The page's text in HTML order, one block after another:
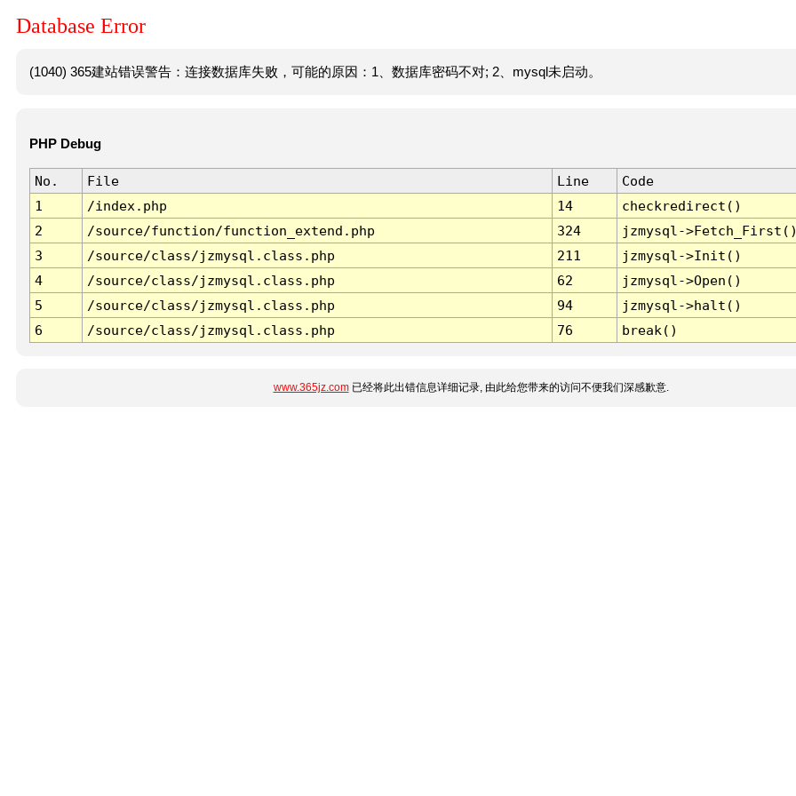
Database Error
(1040) 365建站错误警告：连接数据库失败，可能的原因：1、数据库密码不对; 2、mysql未启动。
PHP Debug
No. File Line
Code
1
/index.php 14
checkredirect()
2
/source/function/function_extend.php 324
jzmysql-
3
/source/class/jzmysql.class.php 211
jzmysql->Init()
4
/source/class/jzmysql.class.php 62
jzmysql->Open()
5
/source/class/jzmysql.class.php 94
jzmysql->halt()
6
/source/class/jzmysql.class.php 76 break()
www.365jz.com已经将此出错信息详细记录, 由此给您带来的访问不便我们深感歉意.